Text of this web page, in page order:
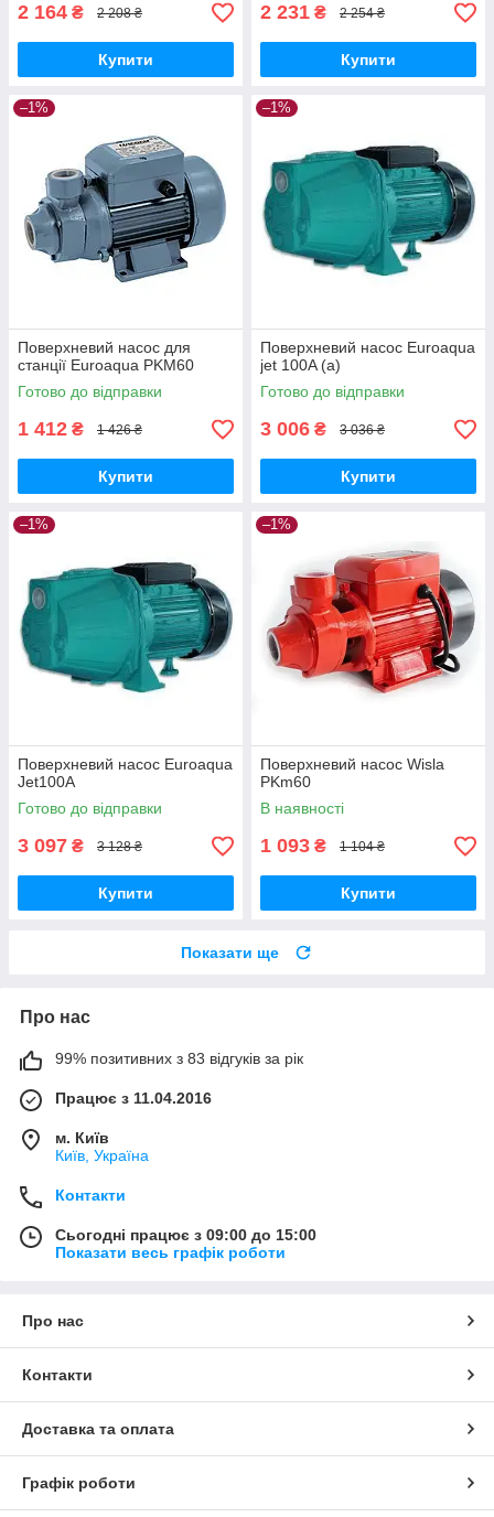
2 164 ₴ 2 208 ₴
Купити
2 231 ₴ 2 254 ₴
Купити
–1%
Поверхневий насос для
станції Euroaqua PKM60
Готово до відправки
1 412 ₴ 1 426 ₴
Купити
–1%
Поверхневий насос Euroaqua
jet 100A (a)
Готово до відправки
3 006 ₴ 3 036 ₴
Купити
–1%
Поверхневий насос Euroaqua
Jet100A
Готово до відправки
3 097 ₴ 3 128 ₴
Купити
–1%
Поверхневий насос Wisla
PKm60
В наявності
1 093 ₴ 1 104 ₴
Купити
Показати ще
Про нас
99% позитивних з 83 відгуків за рік
Працює з 11.04.2016
м. Київ
Київ, Україна
Контакти
Сьогодні працює з 09:00 до 15:00
Показати весь графік роботи
Про нас
Контакти
Доставка та оплата
Графік роботи